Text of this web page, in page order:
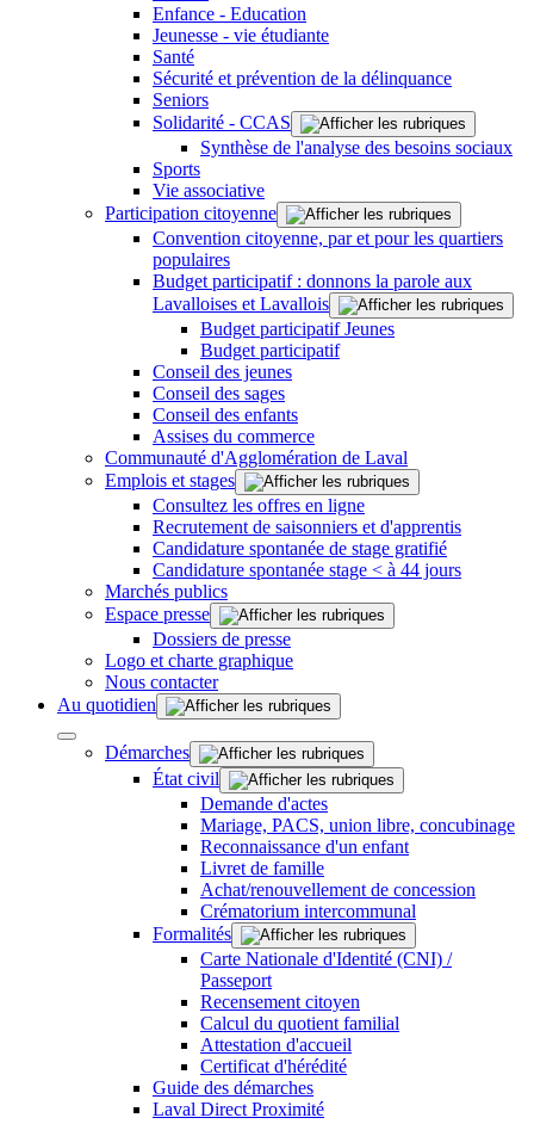
Enfance - Education
Jeunesse - vie étudiante
Santé
Sécurité et prévention de la délinquance
Seniors
Solidarité - CCAS
Synthèse de l'analyse des besoins sociaux
Sports
Vie associative
Participation citoyenne
Convention citoyenne, par et pour les quartiers
populaires
Budget participatif : donnons la parole aux
Lavalloises et Lavallois
Budget participatif Jeunes
Budget participatif
Conseil des jeunes
Conseil des sages
Conseil des enfants
Assises du commerce
Communauté d'Agglomération de Laval
Emplois et stages
Consultez les offres en ligne
Recrutement de saisonniers et d'apprentis
Candidature spontanée de stage gratifié
Candidature spontanée stage < à 44 jours
Marchés publics
Espace presse
Dossiers de presse
Logo et charte graphique
Nous contacter
Au quotidien
Démarches
État civil
Demande d'actes
Mariage, PACS, union libre, concubinage
Reconnaissance d'un enfant
Livret de famille
Achat/renouvellement de concession
Crématorium intercommunal
Formalités
Carte Nationale d'Identité (CNI) /
Passeport
Recensement citoyen
Calcul du quotient familial
Attestation d'accueil
Certificat d'hérédité
Guide des démarches
Laval Direct Proximité